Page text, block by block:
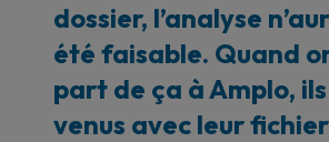
dossier, l’analyse
été faisable. Quand
part de ça à Amplo,
venus avec leur